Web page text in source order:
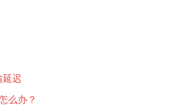
延迟
么办？